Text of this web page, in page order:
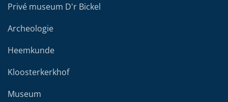
Privé museum D'r Bickel
Archeologie
Heemkunde
Kloosterkerkhof
Museum